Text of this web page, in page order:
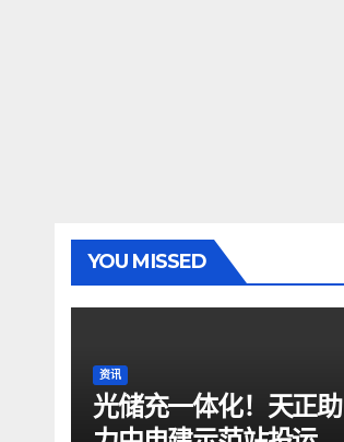
YOU MISSED
资讯
光储充一体化！天正助